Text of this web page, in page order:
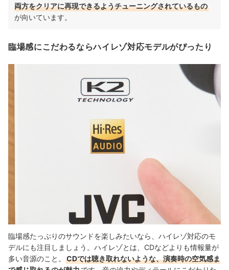
両方をクリアに再現できるようチューニングされているもの
が向いています。
臨場感にこだわるならハイレゾ対応モデルがぴったり
臨場感たっぷりのサウンドを楽しみたいなら、ハイレゾ対応のモ
デルにも注目しましょう。ハイレゾとは、CDなどよりも情報量が
多い音源のこと。
CDでは聴き取れないような、演奏時の空気感ま